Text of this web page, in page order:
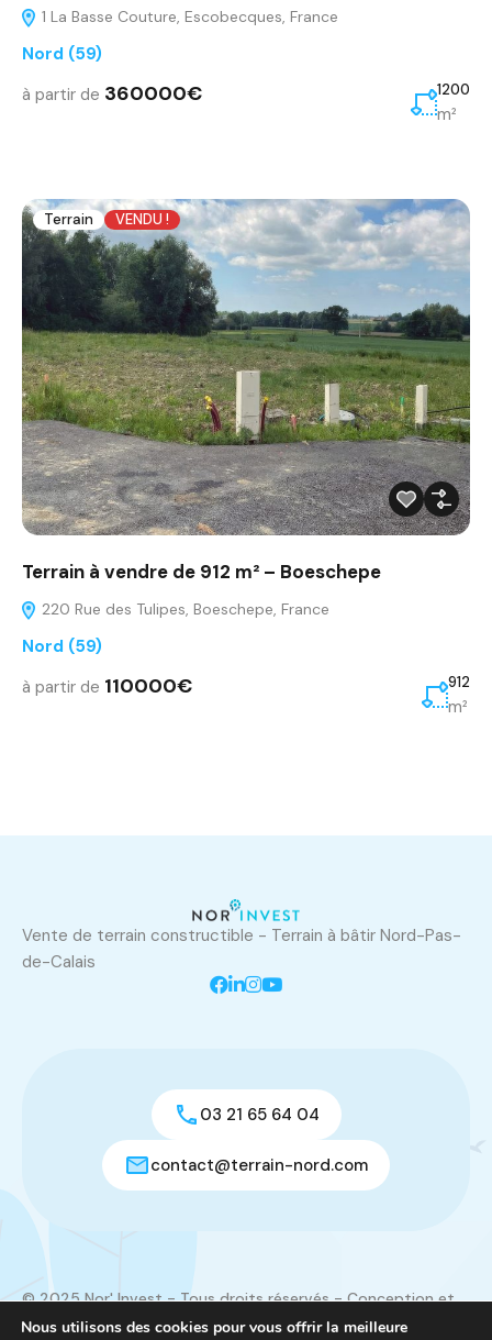
1 La Basse Couture, Escobecques, France
Nord (59)
à partir de 360000€ 1200
m²
Terrain VENDU !
Terrain à vendre de 912 m² – Boeschepe
220 Rue des Tulipes, Boeschepe, France
Nord (59)
à partir de 110000€ 912
m²
Vente de terrain constructible - Terrain à bâtir Nord-Pas-
de-Calais
03 21 65 64 04
contact@terrain-nord.com
© 2025 Nor' Invest - Tous droits réservés - Conception et
réalisation du site :Créamorphose
Nous utilisons des cookies pour vous offrir la meilleure